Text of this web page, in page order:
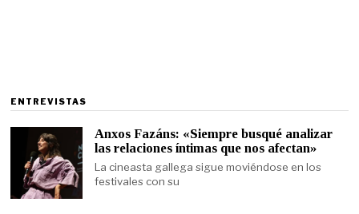
ENTREVISTAS
Anxos Fazáns: «Siempre busqué analizar
las relaciones íntimas que nos afectan»
La cineasta gallega sigue moviéndose en los
festivales con su